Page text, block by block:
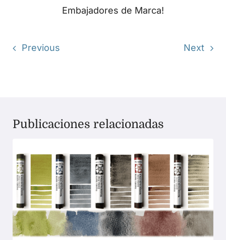
Embajadores de Marca!
Previous Next
Publicaciones relacionadas